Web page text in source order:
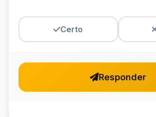
Vencimentos
dos
ser
Certo
Responder